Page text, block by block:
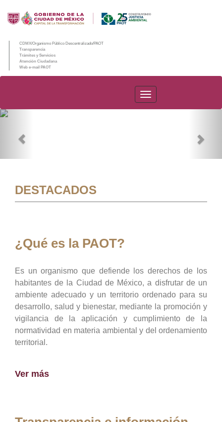
CDMX/Organismo Público Descentralizado/PAOT
Transparencia
Trámites y Servicios
Atención Ciudadana
Web e-mail PAOT
PAOT
DESTACADOS
¿Qué es la PAOT?
Es un organismo que defiende los derechos de los
habitantes de la Ciudad de México, a disfrutar de un
ambiente adecuado y un territorio ordenado para su
desarrollo, salud y bienestar, mediante la promoción y
vigilancia de la aplicación y cumplimiento de la
normatividad en materia ambiental y del ordenamiento
territorial.
Ver más